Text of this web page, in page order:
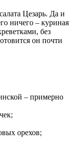
Цезарь. Да и
ничего – куриная
без
он почти
– примерно
орехов;